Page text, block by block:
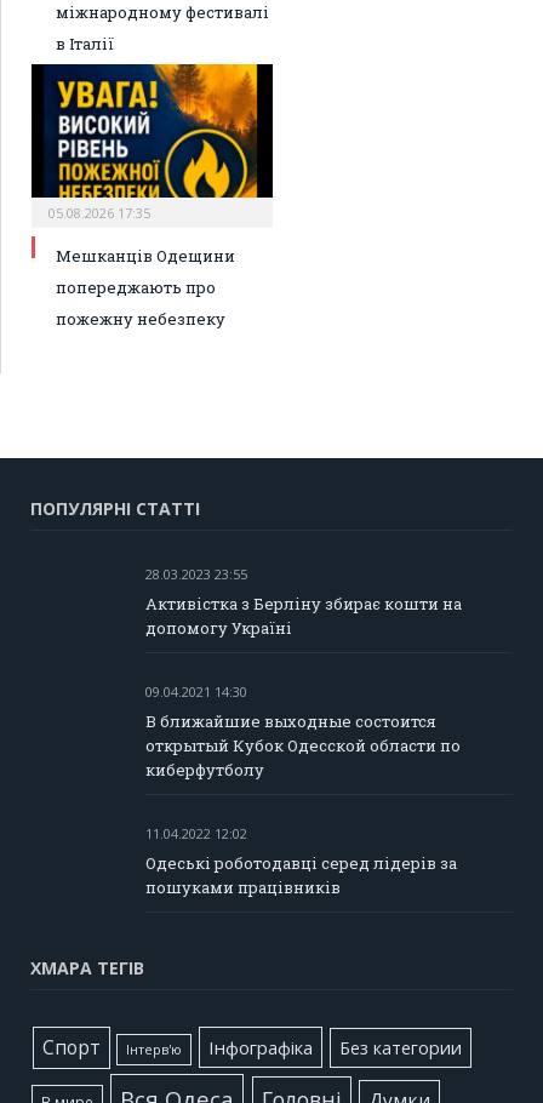
міжнародному фестивалі
в Італії
05.08.2026 17:35
Мешканців Одещини
попереджають про
пожежну небезпеку
ПОПУЛЯРНІ СТАТТІ
28.03.2023 23:55
Активістка з Берліну збирає кошти на
допомогу Україні
09.04.2021 14:30
В ближайшие выходные состоится
открытый Кубок Одесской области по
киберфутболу
11.04.2022 12:02
Одеські роботодавці серед лідерів за
пошуками працівників
ХМАРА ТЕГІВ
Cпорт Інтерв'ю Інфографіка Без категории